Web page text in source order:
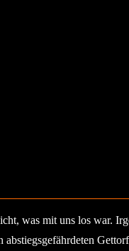
was mit uns los war.